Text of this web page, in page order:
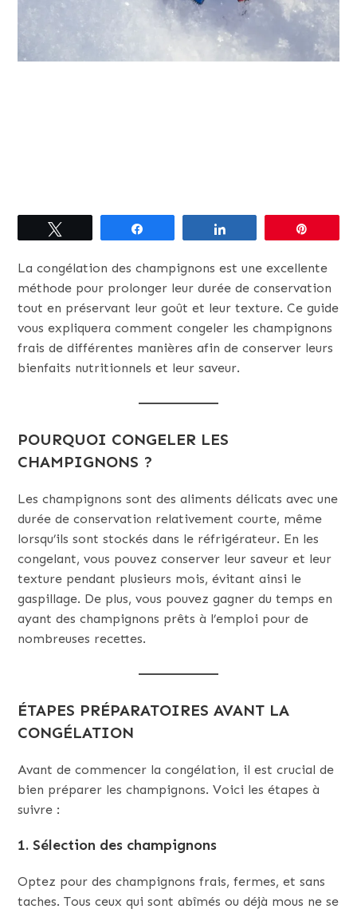
La congélation des champignons est une excellente
méthode pour prolonger leur durée de conservation
tout en préservant leur goût et leur texture. Ce guide
vous expliquera comment congeler les champignons
frais de différentes manières afin de conserver leurs
bienfaits nutritionnels et leur saveur.
POURQUOI CONGELER LES
CHAMPIGNONS ?
Les champignons sont des aliments délicats avec une
durée de conservation relativement courte, même
lorsqu’ils sont stockés dans le réfrigérateur. En les
congelant, vous pouvez conserver leur saveur et leur
texture pendant plusieurs mois, évitant ainsi le
gaspillage. De plus, vous pouvez gagner du temps en
ayant des champignons prêts à l’emploi pour de
nombreuses recettes.
ÉTAPES PRÉPARATOIRES AVANT LA
CONGÉLATION
Avant de commencer la congélation, il est crucial de
bien préparer les champignons. Voici les étapes à
suivre :
1. Sélection des champignons
Optez pour des champignons frais, fermes, et sans
taches. Tous ceux qui sont abîmés ou déjà mous ne se